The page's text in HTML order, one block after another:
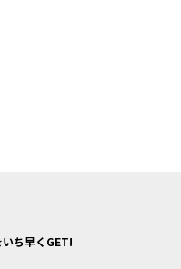
ち早くGET!